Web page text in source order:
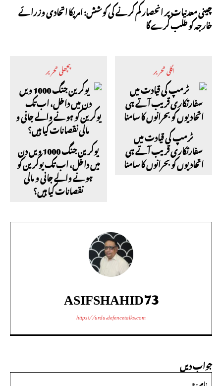
چینی معدنیات پر انحصار کم کرنے کی کوشش: امریکا اتحادی وزرائے
خارجہ کو طلب کرے گا
پچھلی تحریر
یوکرین جنگ 1000 ویں دن
میں داخل، اب تک یوکرین کو
ہونے والے جانی و مالی
نقصانات کیا ہیں؟
اگلی تحریر
ٹرمپ کی قیادت میں
سفارتکاری قریب آتے ہی
اتحادیوں کو بحرانوں کا سامنا
ASIFSHAHID73
https://urdu.defencetalks.com
جواب دیں